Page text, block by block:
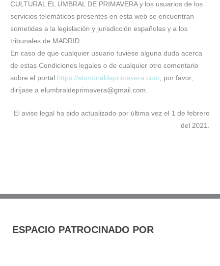
CULTURAL EL UMBRAL DE PRIMAVERA y los usuarios de los
servicios telemáticos presentes en esta web se encuentran
sometidas a la legislación y jurisdicción españolas y a los
tribunales de MADRID.
En caso de que cualquier usuario tuviese alguna duda acerca
de estas Condiciones legales o de cualquier otro comentario
sobre el portal https://elumbraldeprimavera.com, por favor,
diríjase a elumbraldeprimavera@gmail.com.
El aviso legal ha sido actualizado por última vez el 1 de febrero
del 2021.
ESPACIO PATROCINADO POR